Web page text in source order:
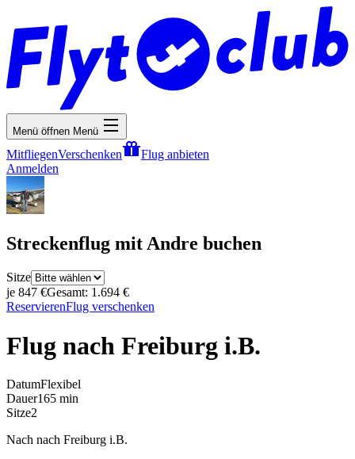
Menü öffnen Menü
MitfliegenVerschenken
Flug anbieten
Anmelden
Streckenflug mit Andre buchen
Sitze
je 847 €Gesamt: 1.694 €
ReservierenFlug verschenken
Flug nach Freiburg i.B.
DatumFlexibel
Dauer165 min
Sitze2
Nach nach Freiburg i.B.